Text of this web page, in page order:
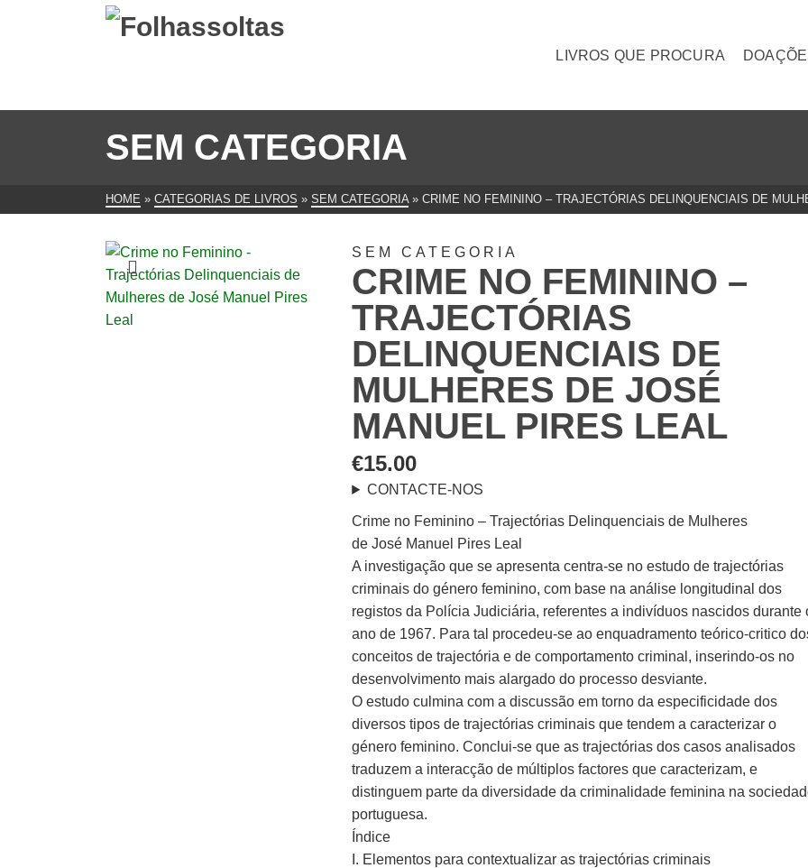
LIVROS QUE PROCURA
SEM CATEGORIA
HOME » CATEGORIAS DE LIVROS » SEM CATEGORIA » CRIME NO FEMININO – TRAJECTÓRIAS DELINQUENCIAIS DE
SEM CATEGORIA
CRIME NO FEMININO –
TRAJECTÓRIAS
DELINQUENCIAIS DE
MULHERES DE JOSÉ
MANUEL PIRES LEAL
€15.00
CONTACTE-NOS
Crime no Feminino – Trajectórias Delinquenciais de Mulheres
de José Manuel Pires Leal
A investigação que se apresenta centra-se no estudo de trajectórias
criminais do género feminino, com base na análise longitudinal dos
registos da Polícia Judiciária, referentes a indivíduos nascidos durante
ano de 1967. Para tal procedeu-se ao enquadramento teórico-critico
conceitos de trajectória e de comportamento criminal, inserindo-os no
desenvolvimento mais alargado do processo desviante.
O estudo culmina com a discussão em torno da especificidade dos
diversos tipos de trajectórias criminais que tendem a caracterizar o
género feminino. Conclui-se que as trajectórias dos casos analisados
traduzem a interacção de múltiplos factores que caracterizam, e
distinguem parte da diversidade da criminalidade feminina na
portuguesa.
Índice
I. Elementos para contextualizar as trajectórias criminais